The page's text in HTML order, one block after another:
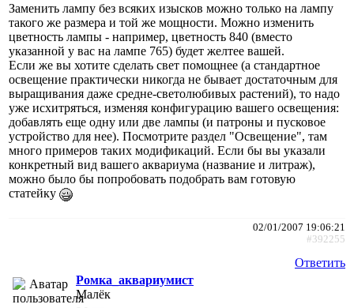
Заменить лампу без всяких изысков можно только на лампу
такого же размера и той же мощности. Можно изменить
цветность лампы - например, цветность 840 (вместо
указанной у вас на лампе 765) будет желтее вашей.
Если же вы хотите сделать свет помощнее (а стандартное
освещение практически никогда не бывает достаточным для
выращивания даже средне-светолюбивых растений), то надо
уже исхитряться, изменяя конфигурацию вашего освещения:
добавлять еще одну или две лампы (и патроны и пусковое
устройство для нее). Посмотрите раздел "Освещение", там
много примеров таких модификаций. Если бы вы указали
конкретный вид вашего аквариума (название и литраж),
можно было бы попробовать подобрать вам готовую
статейку
02/01/2007 19:06:21
#392255
Ответить
Ромка_аквариумист
Малёк